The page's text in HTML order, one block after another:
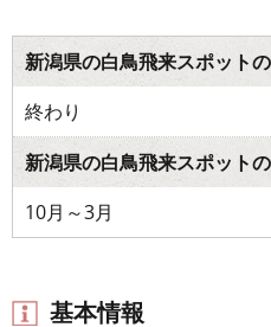
新潟県の白鳥飛来スポット
終わり
新潟県の白鳥飛来スポット
10月～3月
基本情報